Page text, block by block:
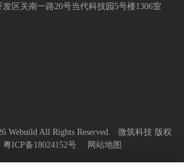
区关南一路20号当代科技园5号楼1306室
Webuild All Rights Reserved. 微筑科技 版权
粤ICP备18024152号 网站地图